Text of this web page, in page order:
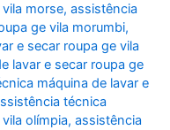
morse,assistência
ge vila morumbi,
e secar roupa ge vila
lavar e secar roupa ge
máquina de lavar e
técnica
olímpia,assistência